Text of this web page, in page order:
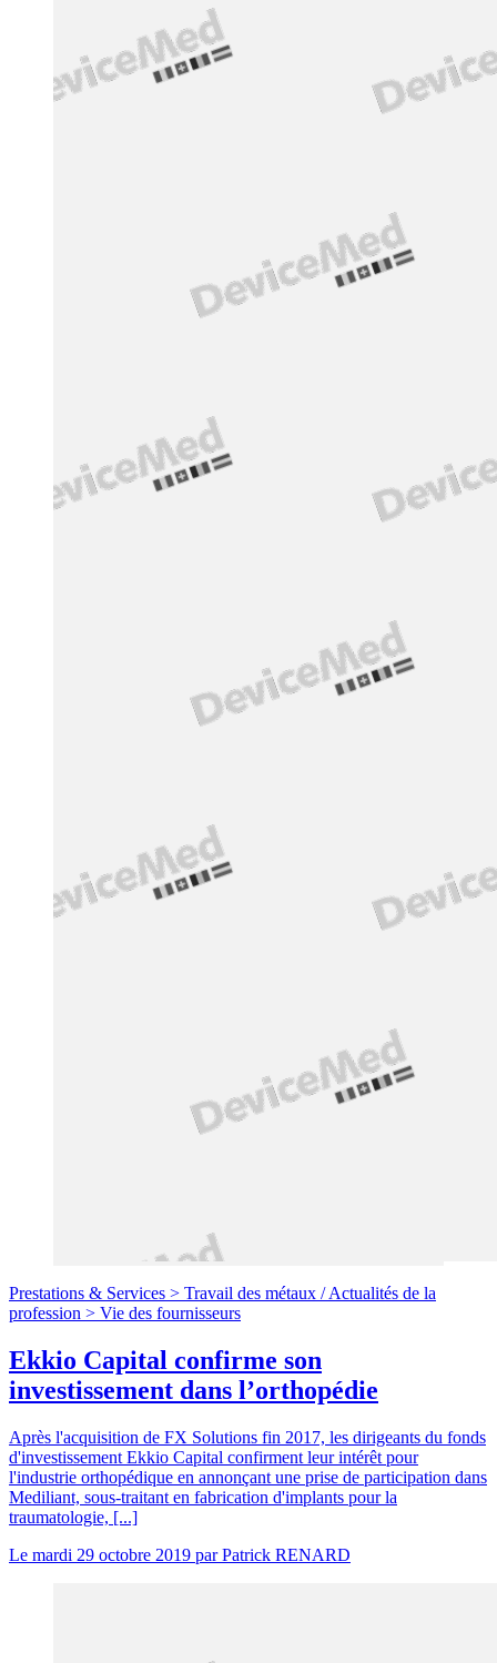
Prestations & Services > Travail des métaux /Actualités de la
profession > Vie des fournisseurs
Ekkio Capital confirme son
investissement dans l’orthopédie
Après l'acquisition de FX Solutions fin 2017, les dirigeants du fonds
d'investissement Ekkio Capital confirment leur intérêt pour
l'industrie orthopédique en annonçant une prise de participation dans
Mediliant, sous-traitant en fabrication d'implants pour la
traumatologie, [...]
Le mardi 29 octobre 2019 parPatrick RENARD